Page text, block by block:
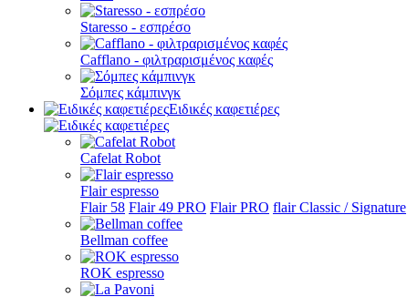
Staresso - εσπρέσο
Cafflano - φιλτραρισμένος καφές
Σόμπες κάμπινγκ
Ειδικές καφετιέρες
Cafelat Robot
Flair espresso
Flair 58 Flair 49 PRO Flair PRO flair Classic / Signature
Bellman coffee
ROK espresso